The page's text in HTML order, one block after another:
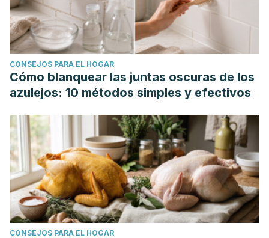
CONSEJOS PARA EL HOGAR
Cómo blanquear las juntas oscuras de los
azulejos: 10 métodos simples y efectivos
CONSEJOS PARA EL HOGAR